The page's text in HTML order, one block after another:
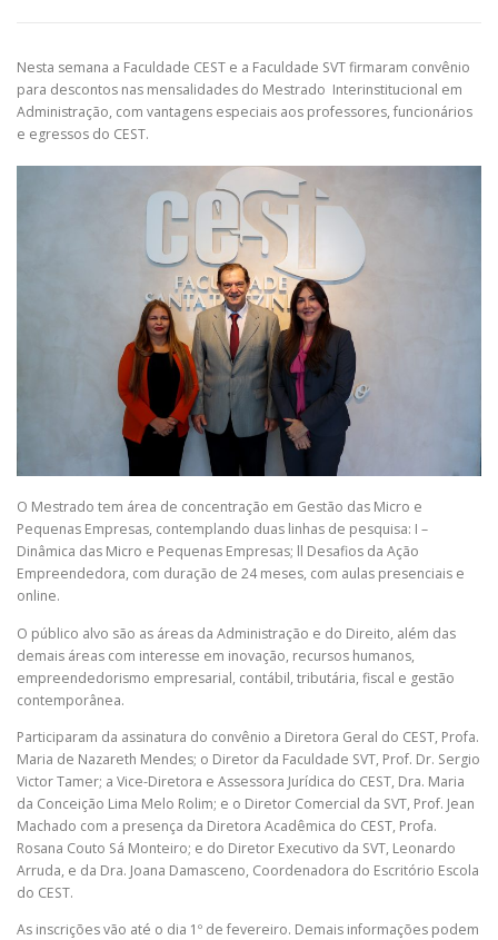
Nesta semana a Faculdade CEST e a Faculdade SVT firmaram convênio
para descontos nas mensalidades do Mestrado Interinstitucional em
Administração, com vantagens especiais aos professores, funcionários
e egressos do CEST.
O Mestrado tem área de concentração em Gestão das Micro e
Pequenas Empresas, contemplando duas linhas de pesquisa: I –
Dinâmica das Micro e Pequenas Empresas; ll Desafios da Ação
Empreendedora, com duração de 24 meses, com aulas presenciais e
online.
O público alvo são as áreas da Administração e do Direito, além das
demais áreas com interesse em inovação, recursos humanos,
empreendedorismo empresarial, contábil, tributária, fiscal e gestão
contemporânea.
Participaram da assinatura do convênio a Diretora Geral do CEST, Profa.
Maria de Nazareth Mendes; o Diretor da Faculdade SVT, Prof. Dr. Sergio
Victor Tamer; a Vice-Diretora e Assessora Jurídica do CEST, Dra. Maria
da Conceição Lima Melo Rolim; e o Diretor Comercial da SVT, Prof. Jean
Machado com a presença da Diretora Acadêmica do CEST, Profa.
Rosana Couto Sá Monteiro; e do Diretor Executivo da SVT, Leonardo
Arruda, e da Dra. Joana Damasceno, Coordenadora do Escritório Escola
do CEST.
As inscrições vão até o dia 1º de fevereiro. Demais informações podem